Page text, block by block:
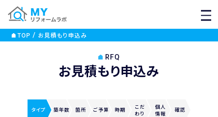
TOP お見積もり申込み
RFQ
お見積もり申込み
タイプ 築年数 箇所 ご 予算 時期
こだ
わり
個人
情報
確認